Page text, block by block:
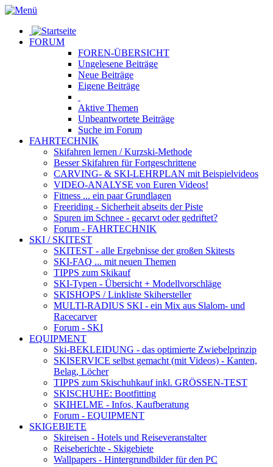
FORUM
FOREN-ÜBERSICHT
Ungelesene Beiträge
Neue Beiträge
Eigene Beiträge
Aktive Themen
Unbeantwortete Beiträge
Suche im Forum
FAHRTECHNIK
Skifahren lernen / Kurzski-Methode
Besser Skifahren für Fortgeschrittene
CARVING- & SKI-LEHRPLAN mit Beispielvideos
VIDEO-ANALYSE von Euren Videos!
Fitness ... ein paar Grundlagen
Freeriding - Sicherheit abseits der Piste
Spuren im Schnee - gecarvt oder gedriftet?
Forum - FAHRTECHNIK
SKI / SKITEST
SKITEST - alle Ergebnisse der großen Skitests
SKI-FAQ ... mit neuen Themen
TIPPS zum Skikauf
SKI-Typen - Übersicht + Modellvorschläge
SKISHOPS / Linkliste Skihersteller
MULTI-RADIUS SKI - ein Mix aus Slalom- und
Racecarver
Forum - SKI
EQUIPMENT
Ski-BEKLEIDUNG - das optimierte Zwiebelprinzip
SKISERVICE selbst gemacht (mit Videos) - Kanten,
Belag, Löcher
TIPPS zum Skischuhkaufinkl. GRÖSSEN-TEST
SKISCHUHE: Bootfitting
SKIHELME - Infos, Kaufberatung
Forum - EQUIPMENT
SKIGEBIETE
Skireisen - Hotels und Reiseveranstalter
Reiseberichte - Skigebiete
Wallpapers - Hintergrundbilder für den PC